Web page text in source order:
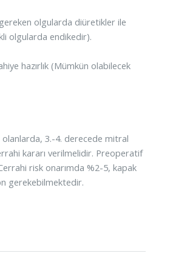
olgularda diüretikler ile
olgularda endikedir).
hazırlık (Mümkün olabilecek
olanlarda, 3.-4. derecede mitral
kararı verilmelidir. Preoperatif
risk onarımda %2-5, kapak
gerekebilmektedir.